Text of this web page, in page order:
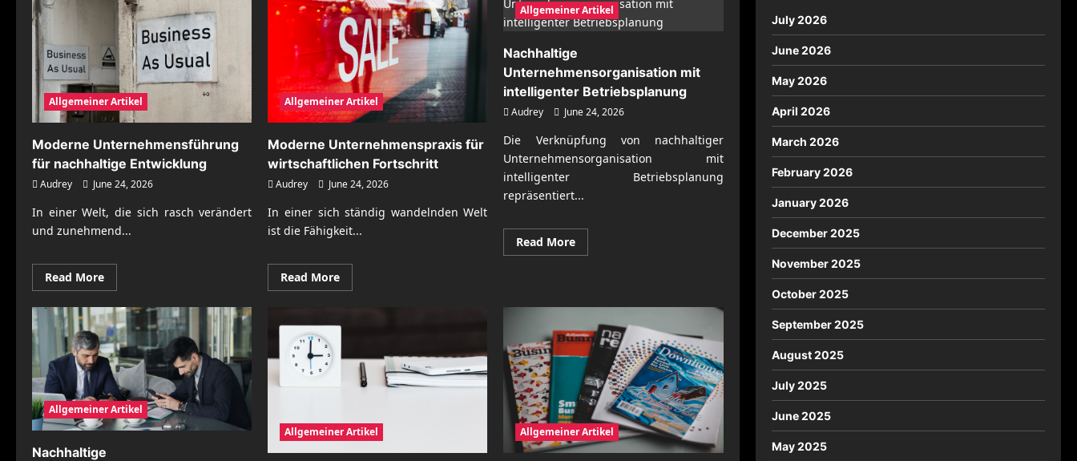
Prozessgestaltung
effizienter
Prozessplanung
nachhaltigen
Fortschritt
Allgemeiner Artikel
Moderne Unternehmensführung
für nachhaltige Entwicklung
Audrey June 24, 2026
In einer Welt, die sich rasch verändert
und zunehmend...
Read MoreRead
more
Moderne
Unternehmensführung
für
nachhaltige
Entwicklung
Allgemeiner Artikel
Moderne Unternehmenspraxis für
wirtschaftlichen Fortschritt
Audrey June 24, 2026
In einer sich ständig wandelnden Welt
ist die Fähigkeit...
Read MoreRead
more
für
Fortschritt
Allgemeiner Artikel
Nachhaltige
Unternehmensorganisation mit
intelligenter Betriebsplanung
Audrey June 24, 2026
Die Verknüpfung von nachhaltiger
Unternehmensorganisation mit
intelligenter Betriebsplanung
repräsentiert...
Read MoreRead
more
intelligenter
Allgemeiner Artikel
Nachhaltige
Allgemeiner Artikel Allgemeiner Artikel
July 2026
June 2026
May 2026
April 2026
March 2026
February 2026
January 2026
December 2025
November 2025
October 2025
September 2025
August 2025
July 2025
June 2025
May 2025